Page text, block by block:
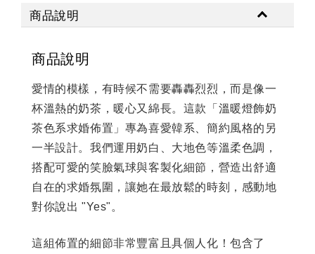
商品說明
商品說明
愛情的模樣，有時候不需要轟轟烈烈，而是像一
杯溫熱的奶茶，暖心又綿長。這款「溫暖燈飾奶
茶色系求婚佈置」專為喜愛韓系、簡約風格的另
一半設計。我們運用奶白、大地色等溫柔色調，
搭配可愛的笑臉氣球與客製化細節，營造出舒適
自在的求婚氛圍，讓她在最放鬆的時刻，感動地
對你說出 "Yes"。
這組佈置的細節非常豐富且具個人化！包含了